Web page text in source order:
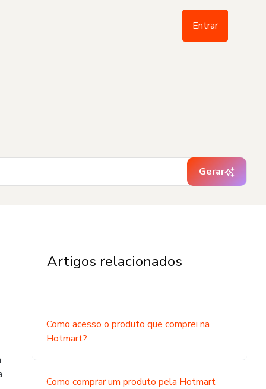
Entrar
Gerar
Artigos relacionados
Como acesso o produto que comprei na
Hotmart?
Como comprar um produto pela Hotmart